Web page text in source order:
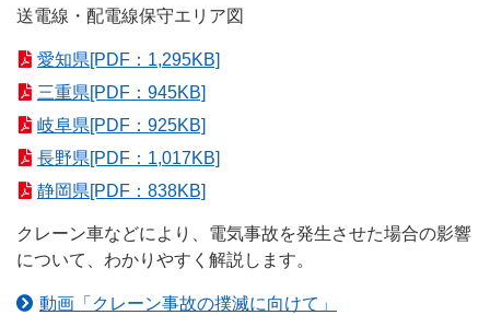
市街地開発事業等における無電柱化について
送電線・配電線保守エリア図
愛知県[PDF：1,295KB]
三重県[PDF：945KB]
岐阜県[PDF：925KB]
長野県[PDF：1,017KB]
静岡県[PDF：838KB]
クレーン車などにより、電気事故を発生させた場合の影響
について、わかりやすく解説します。
動画「クレーン事故の撲滅に向けて」